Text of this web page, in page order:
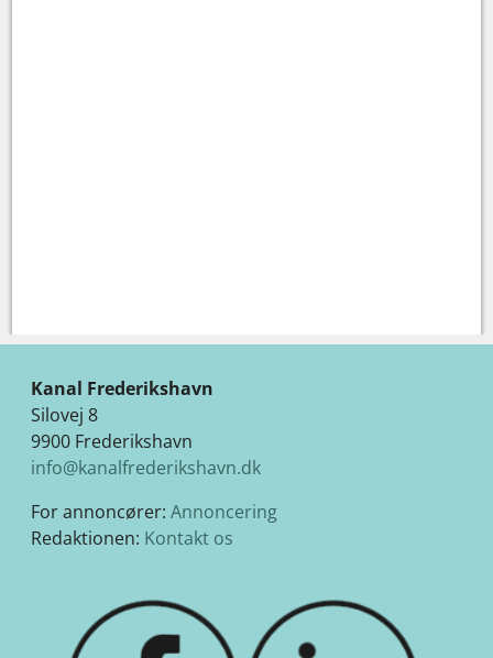
Kanal Frederikshavn
Silovej 8
9900 Frederikshavn
info@kanalfrederikshavn.dk
For annoncører: Annoncering
Redaktionen: Kontakt os